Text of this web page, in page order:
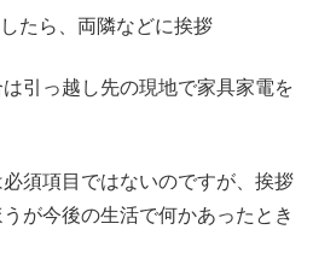
たら、両隣などに挨拶
引っ越し先の現地で家具家電を
須項目ではないのですが、挨拶
が今後の生活で何かあったとき